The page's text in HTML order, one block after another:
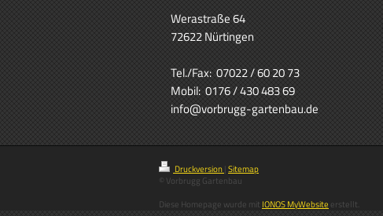
Werastraße 64
72622 Nürtingen
Tel./Fax: 07022 / 60 20 73
Mobil: 0176 / 430 483 69
info@vorbrugg-gartenbau.de
Druckversion|Sitemap
© Vorbrugg Gartenbau
Diese Homepage wurde mit IONOS MyWebsite erstellt.